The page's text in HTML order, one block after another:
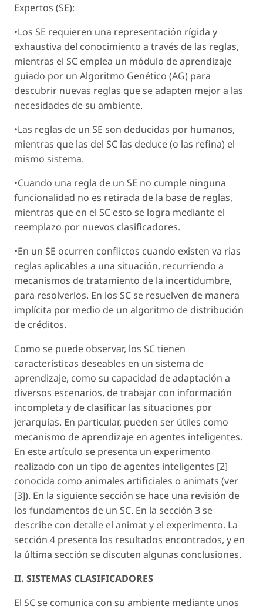
Expertos (SE):
•Los SE requieren una representación rígida y
exhaustiva del conocimiento a través de las reglas,
mientras el SC emplea un módulo de aprendizaje
guiado por un Algoritmo Genético (AG) para
descubrir nuevas reglas que se adapten mejor a las
necesidades de su ambiente.
•Las reglas de un SE son deducidas por humanos,
mientras que las del SC las deduce (o las refina) el
mismo sistema.
•Cuando una regla de un SE no cumple ninguna
funcionalidad no es retirada de la base de reglas,
mientras que en el SC esto se logra mediante el
reemplazo por nuevos clasificadores.
•En un SE ocurren conflictos cuando existen va rias
reglas aplicables a una situación, recurriendo a
mecanismos de tratamiento de la incertidumbre,
para resolverlos. En los SC se resuelven de manera
implícita por medio de un algoritmo de distribución
de créditos.
Como se puede observar, los SC tienen
características deseables en un sistema de
aprendizaje, como su capacidad de adaptación a
diversos escenarios, de trabajar con información
incompleta y de clasificar las situaciones por
jerarquías. En particular, pueden ser útiles como
mecanismo de aprendizaje en agentes inteligentes.
En este artículo se presenta un experimento
realizado con un tipo de agentes inteligentes [2]
conocida como animales artificiales o animats (ver
[3]). En la siguiente sección se hace una revisión de
los fundamentos de un SC. En la sección 3 se
describe con detalle el animat y el experimento. La
sección 4 presenta los resultados encontrados, y en
la última sección se discuten algunas conclusiones.
II. SISTEMAS CLASIFICADORES
El SC se comunica con su ambiente mediante unos